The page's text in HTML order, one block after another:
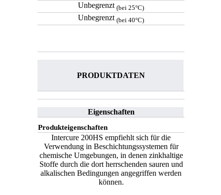
Unbegrenzt (bei 25°C)
Unbegrenzt (bei 40°C)
PRODUKTDATEN
Eigenschaften
Produkteigenschaften
Intercure 200HS empfiehlt sich für die
Verwendung in Beschichtungssystemen für
chemische Umgebungen, in denen zinkhaltige
Stoffe durch die dort herrschenden sauren und
alkalischen Bedingungen angegriffen werden
können.